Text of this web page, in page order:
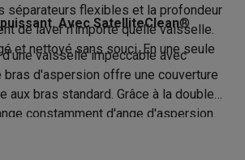
Tablettes reconditionnés
des éco-chèquesSèche-linge avec
cuisine
avec des éco-chèques Machines
cuisine
des éco-chèques
séparateurs flexibles et la profondeur
de laver n'importe quelle vaisselle.
et nettoyé sans souci. En une seule
Avec SatelliteClean®
vaisselle impeccable avec
d'aspersion offre une couverture
aux bras standard. Grâce à la double
constamment d'ange d'aspersion.
recoins. Pour un nettoyage complet.